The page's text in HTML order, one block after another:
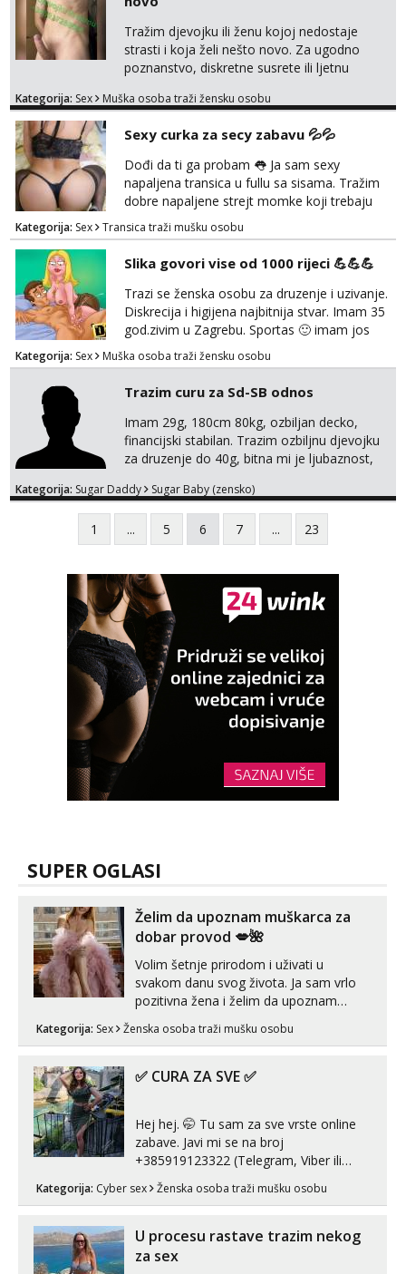
koji žude za strogim zapovijedima, sissy
transformacijom (rublje, elegancija) i
potpunim psihološkim treni...
Tražim djevojku ili ženu kojoj nedostaje
strasti i koja želi nešto novo. Za ugodno
poznanstvo, diskretne susrete ili ljetnu
uredan. Slobodna ili zauzeta, dobrodošla. Prvi
kasnije može poziv. Sl. Brod moj prostor
Zagreb i ostatak Hrvatske mobilan !
𝗡𝗮𝗽𝗼𝗺𝗲𝗻𝗮 tražim samo žene...
Kategorija: Sex Muška osoba traži žensku osobu
Sexy curka za secy zabavu 💦💦
Dođi da ti ga probam 👅 Ja sam sexy
napaljena transica u fullu sa sisama. Tražim
dobre napaljene strejt momke koji trebaju
diskretno pražnjenje kite. Samo za dobre
frajere koji drže do sebe. Imaj neku sliku.
Pozivi i poruke bez slike - nema odgovora.
Pojebi me Poruke WhatsApp: 0998667649
Kategorija: Sex Transica traži mušku osobu
Slika govori vise od 1000 rijeci 💪💪💪
Trazi se ženska osobu za druzenje i uzivanje.
Diskrecija i higijena najbitnija stvar. Imam 35
god.zivim u Zagrebu. Sportas 🙂 imam jos
kondicije 🤣 Za sve informacije i dogovore na
mail I molim samo ozbiljne i zainteresirane
😉!! I molim takoder da se ne javljaju muski!!!
Pozdrav
Kategorija: Sex Muška osoba traži žensku osobu
Trazim curu za Sd-SB odnos
Imam 29g, 180cm 80kg, ozbiljan decko,
financijski stabilan. Trazim ozbiljnu djevojku
za druzenje do 40g, bitna mi je ljubaznost,
predstavis sa opisom i slikom, o nagradi
mozemo preko emaila pricat.
Kategorija: Sugar Daddy Sugar Baby (zensko)
1 ... 5 6 7 ... 23
SUPER OGLASI
Želim da upoznam muškarca za
dobar provod 💋🌺
Volim šetnje prirodom i uživati u
svakom danu svog života. Ja sam vrlo
pozitivna žena i želim da upoznam
može i nešto više.💋🌺 Klikni na link
Kategorija: Sex Ženska osoba traži mušku osobu
✅ CURA ZA SVE ✅
Hej hej. 🤭 Tu sam za sve vrste online
zabave. Javi mi se na broj
+385919123322 (Telegram, Viber ili
Whatsapp). 🤙 NE javljaj se na uzivo.
Hvala.
Kategorija: Cyber sex Ženska osoba traži mušku osobu
U procesu rastave trazim nekog
za sex